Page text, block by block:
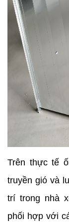
Trên thực tế
truyền gió và
trí trong nhà
phối hợp với